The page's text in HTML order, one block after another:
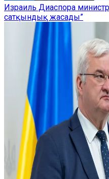
Израиль Диаспора
сатқындық жасады”